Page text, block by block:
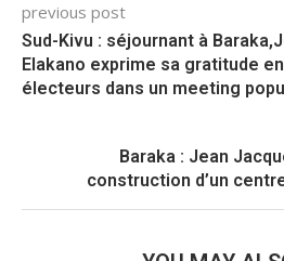
previous post
Sud-Kivu : séjournant à
Elakano exprime sa gratitude
électeurs dans un meeting
Baraka : Jean
construction d’un